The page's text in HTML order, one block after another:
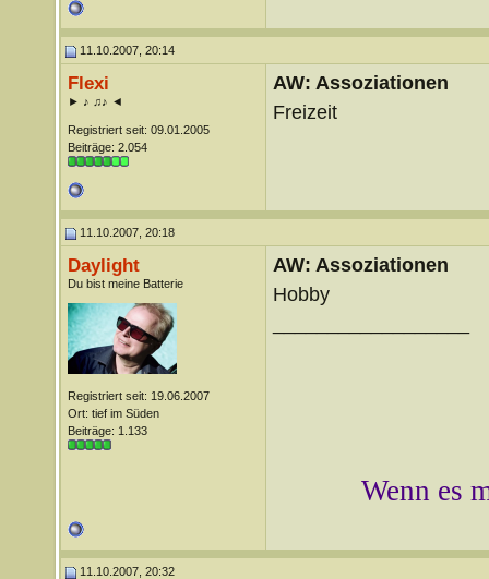
11.10.2007, 20:14
Flexi
► ♪ ♫♪ ◄
Registriert seit: 09.01.2005
Beiträge: 2.054
AW: Assoziationen
Freizeit
11.10.2007, 20:18
Daylight
Du bist meine Batterie
Registriert seit: 19.06.2007
Ort: tief im Süden
Beiträge: 1.133
AW: Assoziationen
Hobby
Wenn es
11.10.2007, 20:32